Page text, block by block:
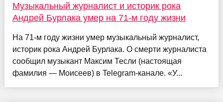
Музыкальный журналист и историк рока
Андрей Бурлака умер на 71-м году жизни
На 71-м году жизни умер музыкальный журналист,
историк рока Андрей Бурлака. О смерти журналиста
сообщил музыкант Максим Тесли (настоящая
фамилия — Моисеев) в Telegram-канале. «У...